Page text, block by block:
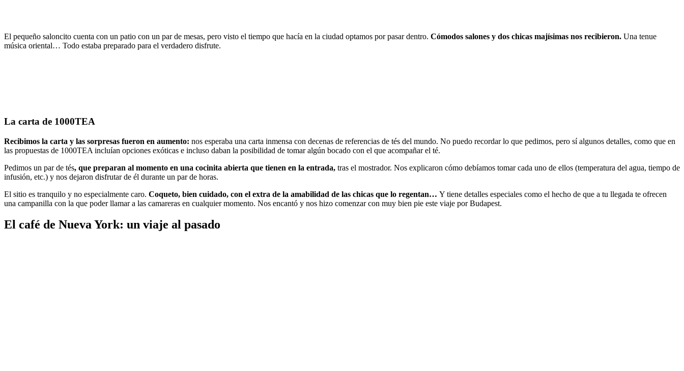
El pequeño saloncito cuenta con un patio con un par de mesas, pero visto el tiempo que hacía en la ciudad optamos por pasar dentro. Cómodos salones y dos chicas majísimas nos recibieron. Una tenue
música oriental… Todo estaba preparado para el verdadero disfrute.
La carta de 1000TEA
Recibimos la carta y las sorpresas fueron en aumento: nos esperaba una carta inmensa con decenas de referencias de tés del mundo. No puedo recordar lo que pedimos, pero sí algunos detalles, como que en
las propuestas de 1000TEA incluían opciones exóticas e incluso daban la posibilidad de tomar algún bocado con el que acompañar el té.
Pedimos un par de tés, que preparan al momento en una cocinita abierta que tienen en la entrada, tras el mostrador. Nos explicaron cómo debíamos tomar cada uno de ellos (temperatura del agua, tiempo de
infusión, etc.) y nos dejaron disfrutar de él durante un par de horas.
El sitio es tranquilo y no especialmente caro. Coqueto, bien cuidado, con el extra de la amabilidad de las chicas que lo regentan… Y tiene detalles especiales como el hecho de que a tu llegada te ofrecen
una campanilla con la que poder llamar a las camareras en cualquier momento. Nos encantó y nos hizo comenzar con muy bien pie este viaje por Budapest.
El café de Nueva York: un viaje al pasado